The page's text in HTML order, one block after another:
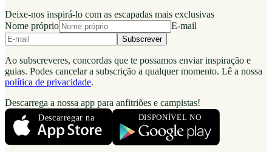
Deixe-nos inspirá-lo com as escapadas mais exclusivas
Nome próprio
E-mail
Subscrever
Ao subscreveres, concordas que te possamos enviar inspiração e
guias. Podes cancelar a subscrição a qualquer momento. Lê a nossa
política de privacidade.
Descarrega a nossa app para anfitriões e campistas!